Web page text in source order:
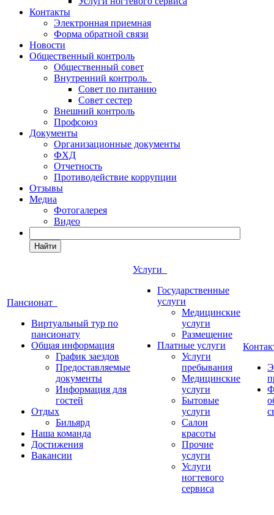
Контакты
Электронная приемная
Форма обратной связи
Новости
Общественный контроль
Общественный совет
Внутренний контроль
Совет по питанию
Совет сестер
Внешний контроль
Профсоюз
Документы
Организационные документы
ФХД
Отчетность
Противодействие коррупции
Отзывы
Медиа
Фотогалерея
Видео
Найти
Пансионат
Виртуальный тур по
пансионату
Общая информация
График заездов
Предоставляемые
документы
Информация для
гостей
Отдых
Бильярд
Наша команда
Достижения
Вакансии
Услуги
Государственные
услуги
Медицинские
услуги
Размещение
Платные услуги
Услуги
пребывания
Медицинские
услуги
Бытовые
услуги
Салон
красоты
Прочие
услуги
Услуги
ногтевого
сервиса